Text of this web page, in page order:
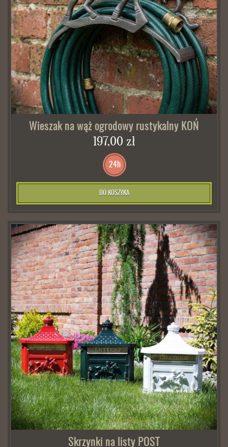
Wieszak na wąż ogrodowy rustykalny KOŃ
197,00 zł
24h
DO KOSZYKA
Skrzynki na listy POST